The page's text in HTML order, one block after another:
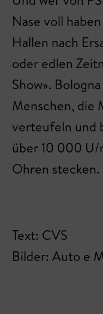
Nase voll
Hallen nach
oder edlen
Show».
Menschen,
verteufeln und
über 10 000
Ohren stecken.
Text: CVS
Bilder: Auto e